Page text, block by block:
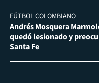
FÚTBOL COLOMBIANO
Andrés Mosquera
quedó lesionado y
Santa Fe